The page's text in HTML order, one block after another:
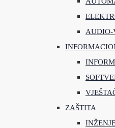
AUDIO-
ZAŠTITA